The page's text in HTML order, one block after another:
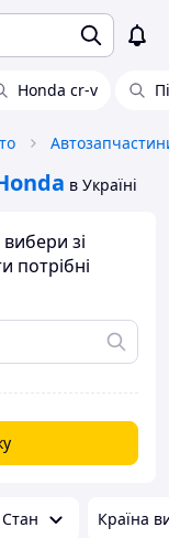
Honda cr-v
в Україні
зі
потрібні
Стан Країна